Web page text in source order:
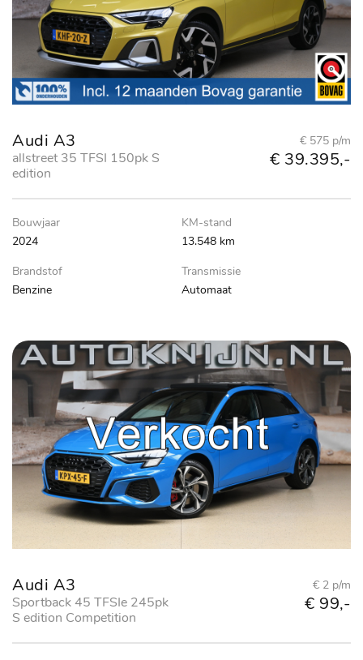
Audi A3
allstreet 35 TFSI 150pk S
edition
€ 575 p/m
€ 39.395,-
Bouwjaar
2024
KM-stand
13.548 km
Brandstof
Benzine
Transmissie
Automaat
Audi A3
Sportback 45 TFSIe 245pk
S edition Competition
€ 2 p/m
€ 99,-